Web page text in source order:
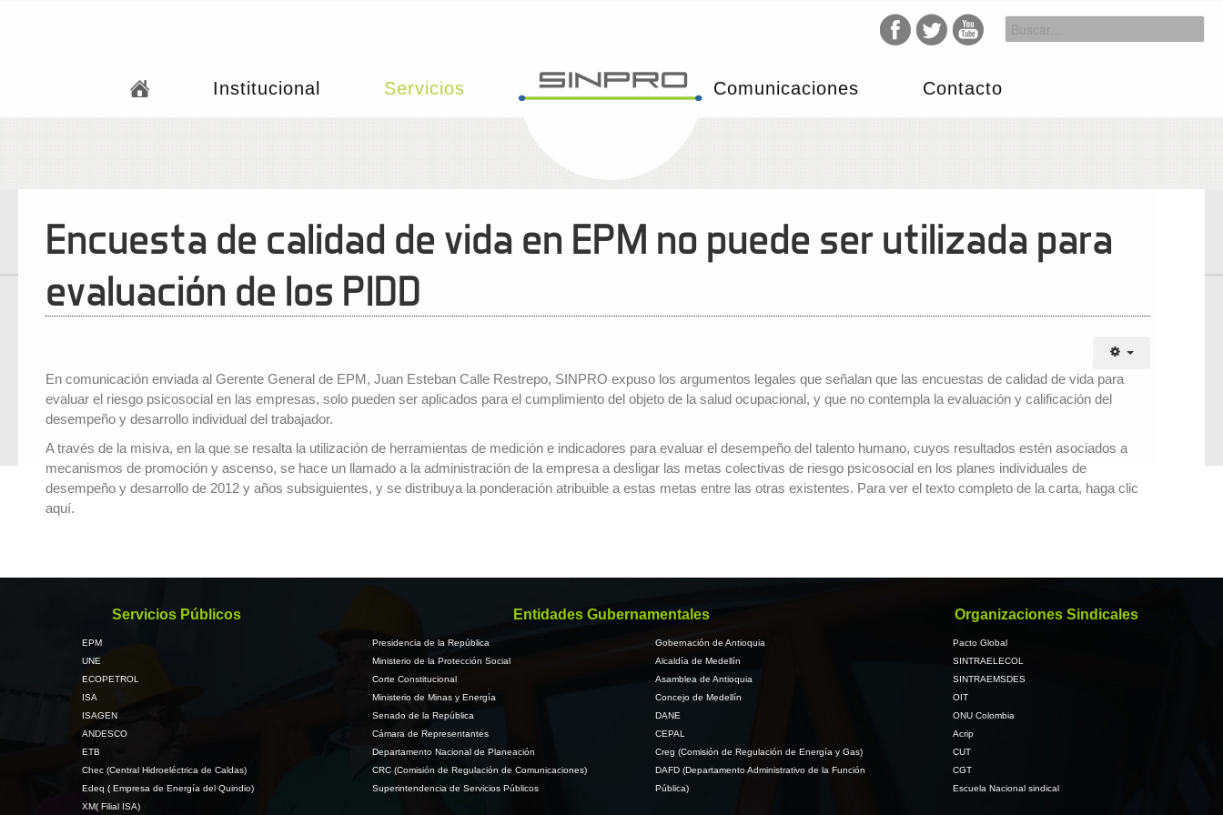
Institucional Servicios Comunicaciones Contacto
Encuesta de calidad de vida en EPM no puede ser utilizada para
evaluación de los PIDD
En comunicación enviada al Gerente General de EPM, Juan Esteban Calle Restrepo, SINPRO expuso los argumentos legales que señalan que las encuestas de calidad de vida para
evaluar el riesgo psicosocial en las empresas, solo pueden ser aplicados para el cumplimiento del objeto de la salud ocupacional, y que no contempla la evaluación y calificación del
desempeño y desarrollo individual del trabajador.
A través de la misiva, en la que se resalta la utilización de herramientas de medición e indicadores para evaluar el desempeño del talento humano, cuyos resultados estén asociados a
mecanismos de promoción y ascenso, se hace un llamado a la administración de la empresa a desligar las metas colectivas de riesgo psicosocial en los planes individuales de
desempeño y desarrollo de 2012 y años subsiguientes, y se distribuya la ponderación atribuible a estas metas entre las otras existentes. Para ver el texto completo de la carta, haga clic
aquí.
Servicios Públicos
EPM
UNE
ECOPETROL
ISA
ISAGEN
ANDESCO
ETB
Chec (Central Hidroeléctrica de Caldas)
Edeq ( Empresa de Energía del Quindio)
XM( Filial ISA)
Entidades Gubernamentales
Presidencia de la República
Ministerio de la Protección Social
Corte Constitucional
Ministerio de Minas y Energía
Senado de la República
Cámara de Representantes
Departamento Nacional de Planeación
CRC (Comisión de Regulación de Comunicaciones)
Superintendencia de Servicios Públicos
Gobernación de Antioquia
Alcaldía de Medellín
Asamblea de Antioquia
Concejo de Medellín
DANE
CEPAL
Creg (Comisión de Regulación de Energía y Gas)
DAFD (Departamento Administrativo de la Función
Pública)
Organizaciones Sindicales
Pacto Global
SINTRAELECOL
SINTRAEMSDES
OIT
ONU Colombia
Acrip
CUT
CGT
Escuela Nacional sindical